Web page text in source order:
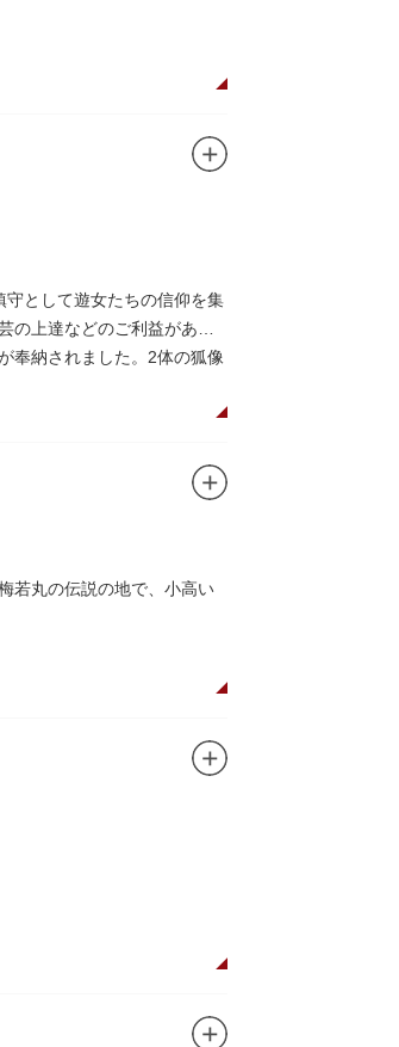
として遊女たちの信仰を集
上達などのご利益がある
例祭では神輿渡御が行われ、
奉納されました。2体の狐像
若丸の伝説の地で、小高い
でも古いものです。しかし
ものと考えられていま